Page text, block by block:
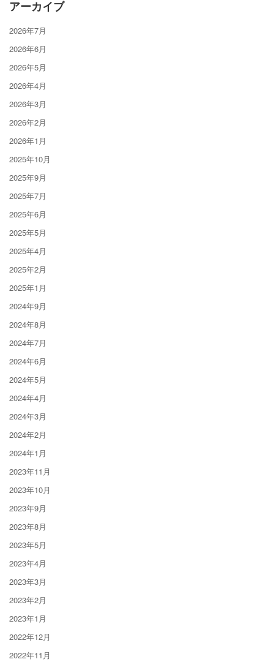
アーカイブ
2026年7月
2026年6月
2026年5月
2026年4月
2026年3月
2026年2月
2026年1月
2025年10月
2025年9月
2025年7月
2025年6月
2025年5月
2025年4月
2025年2月
2025年1月
2024年9月
2024年8月
2024年7月
2024年6月
2024年5月
2024年4月
2024年3月
2024年2月
2024年1月
2023年11月
2023年10月
2023年9月
2023年8月
2023年5月
2023年4月
2023年3月
2023年2月
2023年1月
2022年12月
2022年11月